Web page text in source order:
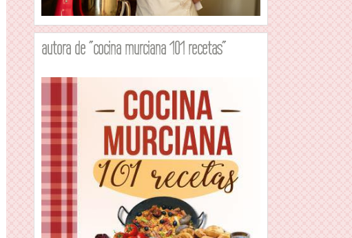
autora de "cocina murciana 101 recetas"